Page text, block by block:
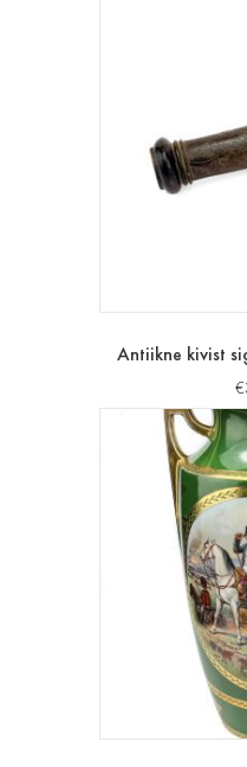
Antiikne kivist
€